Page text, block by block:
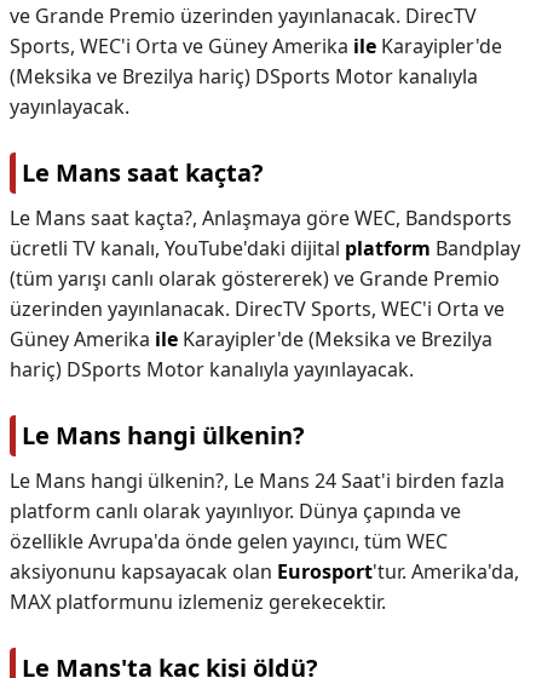
ve Grande Premio üzerinden yayınlanacak. DirecTV
Sports, WEC'i Orta ve Güney Amerika ile Karayipler'de
(Meksika ve Brezilya hariç) DSports Motor kanalıyla
yayınlayacak.
Le Mans saat kaçta?
Le Mans saat kaçta?, Anlaşmaya göre WEC, Bandsports
ücretli TV kanalı, YouTube'daki dijital platform Bandplay
(tüm yarışı canlı olarak göstererek) ve Grande Premio
üzerinden yayınlanacak. DirecTV Sports, WEC'i Orta ve
Güney Amerika ile Karayipler'de (Meksika ve Brezilya
hariç) DSports Motor kanalıyla yayınlayacak.
Le Mans hangi ülkenin?
Le Mans hangi ülkenin?, Le Mans 24 Saat'i birden fazla
platform canlı olarak yayınlıyor. Dünya çapında ve
özellikle Avrupa'da önde gelen yayıncı, tüm WEC
aksiyonunu kapsayacak olan Eurosport'tur. Amerika'da,
MAX platformunu izlemeniz gerekecektir.
Le Mans'ta kaç kişi öldü?